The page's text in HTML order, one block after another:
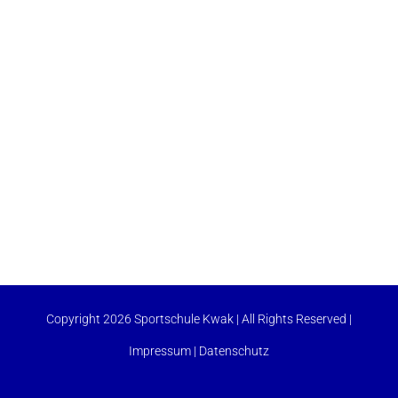
Copyright 2026 Sportschule Kwak | All Rights Reserved |
Impressum | Datenschutz